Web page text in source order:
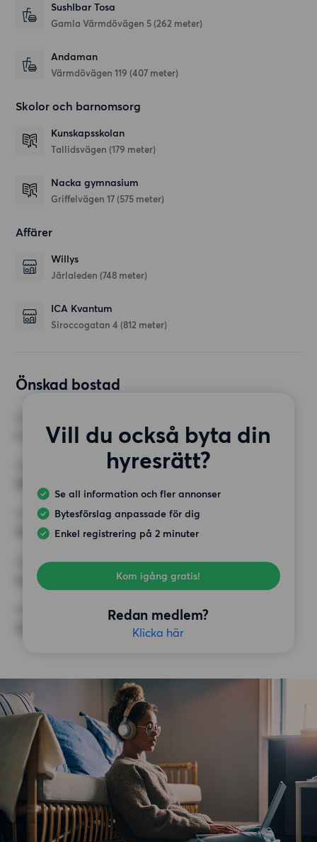
SushIbar Tosa
Gamla Värmdövägen 5 (262 meter)
Andaman
Värmdövägen 119 (407 meter)
Skolor och barnomsorg
Kunskapsskolan
Tallidsvägen (179 meter)
Nacka gymnasium
Griffelvägen 17 (575 meter)
Affärer
Willys
Järlaleden (748 meter)
ICA Kvantum
Siroccogatan 4 (812 meter)
Önskad bostad
Vill du också byta din
hyresrätt?
Se all information och fler annonser
Bytesförslag anpassade för dig
Enkel registrering på 2 minuter
Kom igång gratis!
Redan medlem?
Klicka här
MINST ANTAL KVADRATMETER
HÖGSTA HYRA
14 000 kr
Inga speciella krav
ÖVRIGA PREFERENSER
Inga speciella preferenser